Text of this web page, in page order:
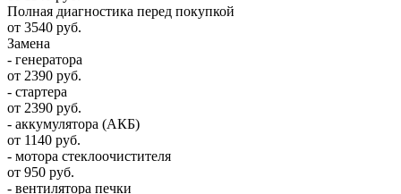
Полная диагностика перед покупкой
от 3540 руб.
Замена
- генератора
от 2390 руб.
- стартера
от 2390 руб.
- аккумулятора (АКБ)
от 1140 руб.
- мотора стеклоочистителя
от 950 руб.
- вентилятора печки